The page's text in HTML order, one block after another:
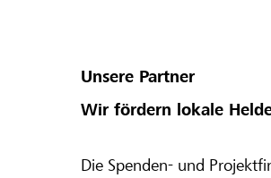
Unsere Partner
Wir fördern lokale
Die Spenden- und